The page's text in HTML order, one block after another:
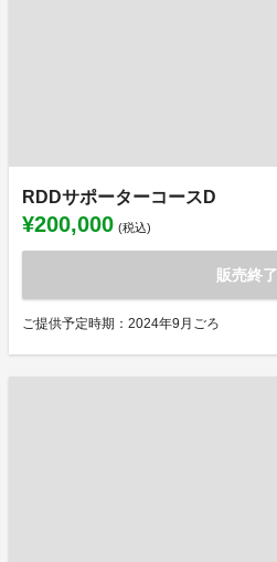
RDDサポーターコースD
¥200,000 (税込)
販売終了
ご提供予定時期：2024年9月ごろ